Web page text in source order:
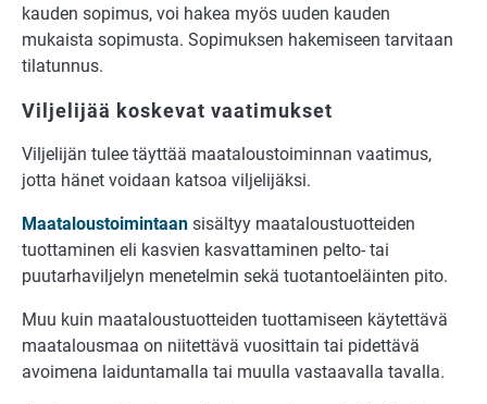
kauden sopimus, voi hakea myös uuden kauden
mukaista sopimusta. Sopimuksen hakemiseen tarvitaan
tilatunnus.
Viljelijää koskevat vaatimukset
Viljelijän tulee täyttää maataloustoiminnan vaatimus,
jotta hänet voidaan katsoa viljelijäksi.
Maataloustoimintaan sisältyy maataloustuotteiden
tuottaminen eli kasvien kasvattaminen pelto- tai
puutarhaviljelyn menetelmin sekä tuotantoeläinten pito.
Muu kuin maataloustuotteiden tuottamiseen käytettävä
maatalousmaa on niitettävä vuosittain tai pidettävä
avoimena laiduntamalla tai muulla vastaavalla tavalla.